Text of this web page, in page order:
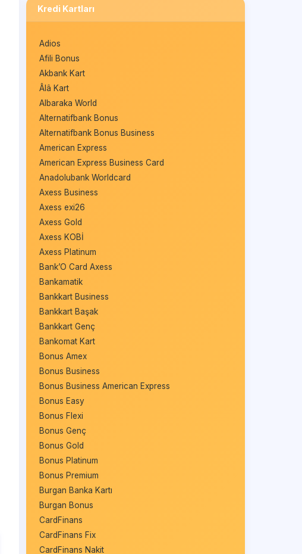
Kredi Kartları
Adios
Afili Bonus
Akbank Kart
Âlâ Kart
Albaraka World
Alternatifbank Bonus
Alternatifbank Bonus Business
American Express
American Express Business Card
Anadolubank Worldcard
Axess Business
Axess exi26
Axess Gold
Axess KOBİ
Axess Platinum
Bank’O Card Axess
Bankamatik
Bankkart Business
Bankkart Başak
Bankkart Genç
Bankomat Kart
Bonus Amex
Bonus Business
Bonus Business American Express
Bonus Easy
Bonus Flexi
Bonus Genç
Bonus Gold
Bonus Platinum
Bonus Premium
Burgan Banka Kartı
Burgan Bonus
CardFinans
CardFinans Fix
CardFinans Nakit